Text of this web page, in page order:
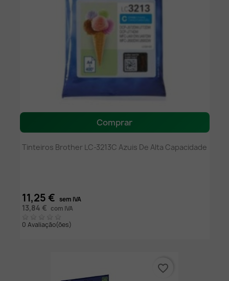
Comprar
Tinteiros Brother LC-3213C Azuis De Alta Capacidade
11,25 € sem IVA
13,84 € com IVA
0 Avaliação(ões)
favorite_border